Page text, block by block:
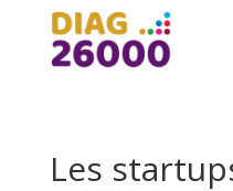
Les